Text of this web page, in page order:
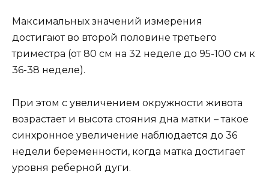
Максимальных значений измерения
достигают во второй половине третьего
триместра (от 80 см на 32 неделе до 95-100 см к
36-38 неделе).
При этом с увеличением окружности живота
возрастает и высота стояния дна матки – такое
синхронное увеличение наблюдается до 36
недели беременности, когда матка достигает
уровня реберной дуги.